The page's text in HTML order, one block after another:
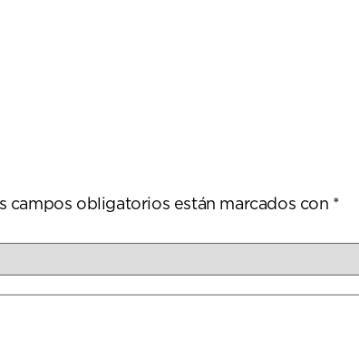
campos obligatorios están marcados con *